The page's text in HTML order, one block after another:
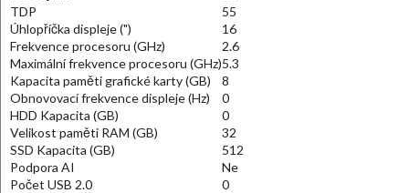
TDP
55
Úhlopříčka displeje (")
16
Frekvence procesoru (GHz)
2.6
Maximální frekvence procesoru (GHz)5.3
Kapacita paměti grafické karty (GB)
8
Obnovovací frekvence displeje (Hz)
0
HDD Kapacita (GB)
0
Velikost paměti RAM (GB)
32
SSD Kapacita (GB)
512
Podpora AI
Ne
Počet USB 2.0
0